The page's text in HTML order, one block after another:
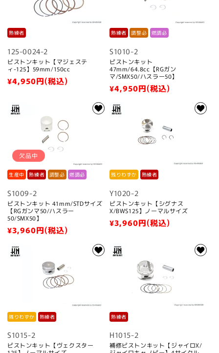
熟練者
125-0024-2
ピストンキット【マジェステ
ィ-125】59mm/150cc
通
価
格
¥4,950円(税込)
熟練者 調整必 燃調必
S1010-2
ピストンキット
47mm/64.8cc【RGガン
マ/SMX50/ハスラー50】
通
価
¥4,950円(税込)
欠品中
生産中 熟練者 調整必 燃調必
S1009-2
ピストンキット 41mm/STDサイズ
【RGガンマ50/ハスラー
50/SMX50】
通
価
¥3,960円(税込)
残りわずか 熟練者
Y1020-2
ピストンキット【シグナス
X/BWS125】ノーマルサイズ
通
価
格
¥3,960円(税込)
残りわずか 熟練者
S1015-2
ピストンキット【ヴェクスター
熟練者
H1015-2
補修ピストンキット【ジャイロX/